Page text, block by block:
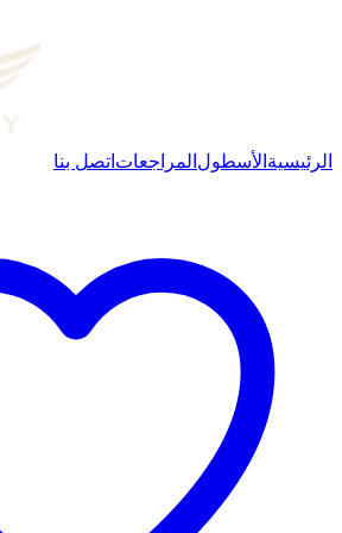
الرئيسية الأسطول المراجعات اتصل بنا